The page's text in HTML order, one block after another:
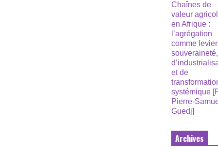
Chaînes de
valeur
en Afrique :
l’agrégation
comme
souveraineté,
et de
systémique
Pierre-
Guedj]
Archives